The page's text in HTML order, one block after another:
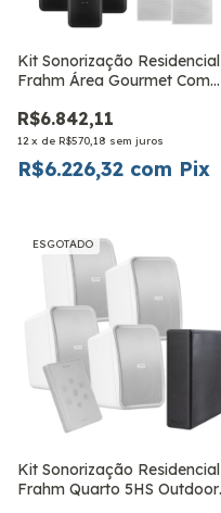
Kit Sonorização Residencial
Frahm Área Gourmet Com
R$6.842,11
12 x de R$570,18 sem juros
R$6.226,32 com Pix
ESGOTADO
Kit Sonorização Residencial
Frahm Quarto 5HS Outdoor